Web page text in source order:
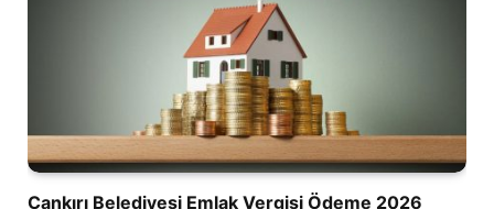
Çankırı Belediyesi Emlak Vergisi Ödeme 2026